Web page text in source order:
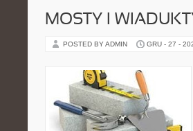
MOSTY I
POSTED BY ADMIN GRU - 27 -